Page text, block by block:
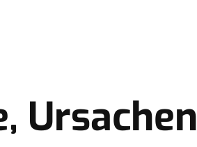
Ursachen